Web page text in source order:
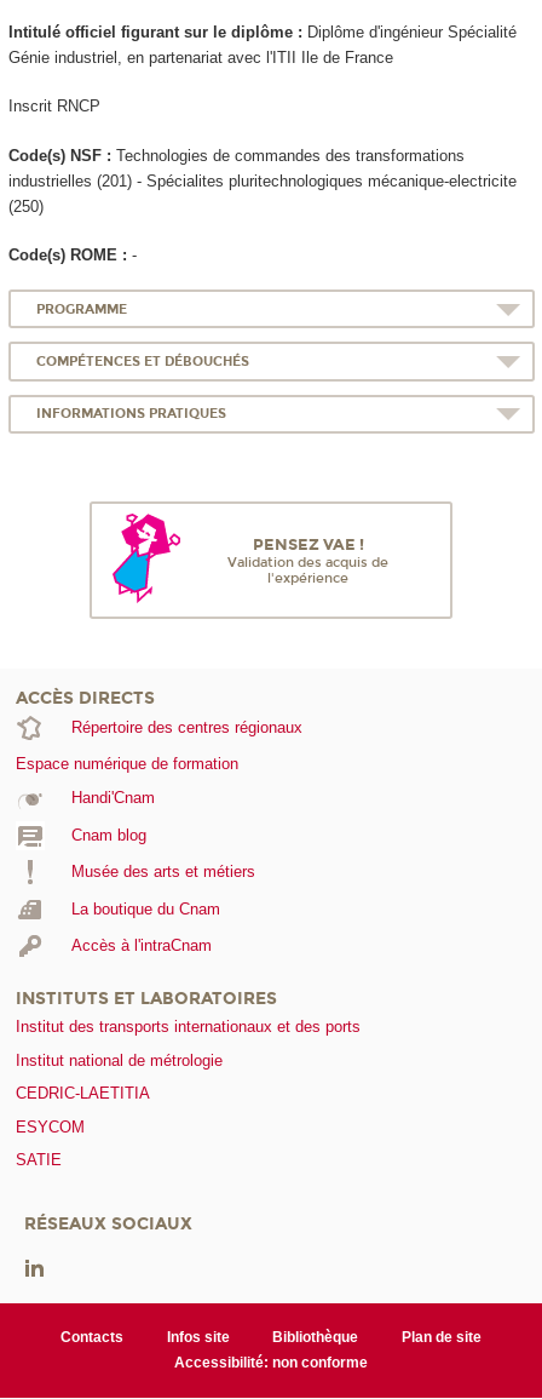
Intitulé officiel figurant sur le diplôme : Diplôme d'ingénieur Spécialité
Génie industriel, en partenariat avec l'ITII Ile de France
Inscrit RNCP
Code(s) NSF : Technologies de commandes des transformations
industrielles (201) - Spécialites pluritechnologiques mécanique-electricite
(250)
Code(s) ROME : -
PROGRAMME
COMPÉTENCES ET DÉBOUCHÉS
INFORMATIONS PRATIQUES
PENSEZ VAE !
Validation des acquis de
l'expérience
ACCÈS DIRECTS
Répertoire des centres régionaux
Espace numérique de formation
Handi'Cnam
Cnam blog
Musée des arts et métiers
La boutique du Cnam
Accès à l'intraCnam
INSTITUTS ET LABORATOIRES
Institut des transports internationaux et des ports
Institut national de métrologie
CEDRIC-LAETITIA
ESYCOM
SATIE
RÉSEAUX SOCIAUX
Contacts Infos site Bibliothèque
Plan de site
Accessibilité: non conforme